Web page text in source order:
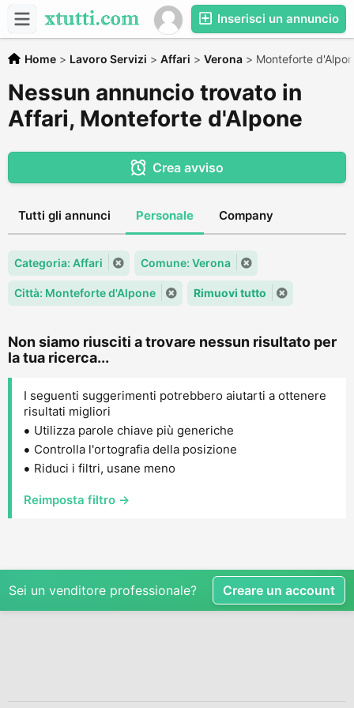
Inserisci un annuncio
Home > Lavoro Servizi > Affari > Verona > Monteforte
Nessun annuncio trovato in
Affari, Monteforte d'Alpone
Crea avviso
Tutti gli annunci Personale Company
Categoria: Affari Comune: Verona
Città: Monteforte d'Alpone Rimuovi tutto
Non siamo riusciti a trovare nessun risultato per
la tua ricerca...
I seguenti suggerimenti potrebbero aiutarti a ottenere
risultati migliori
Utilizza parole chiave più generiche
Controlla l'ortografia della posizione
Riduci i filtri, usane meno
Reimposta filtro →
Sei un venditore professionale? Creare un account